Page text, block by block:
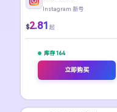
Instagram 新号
$2.81 起
库存 164
立即购买